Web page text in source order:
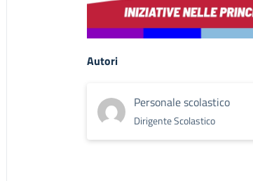
Autori
Personale scolastico
Dirigente Scolastico